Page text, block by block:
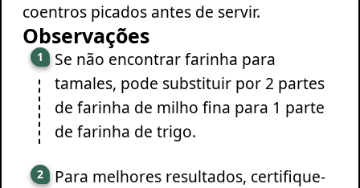
coentros picados antes de servir.
Observações
Se não encontrar farinha para
tamales, pode substituir por 2 partes
de farinha de milho fina para 1 parte
de farinha de trigo.
Para melhores resultados, certifique-